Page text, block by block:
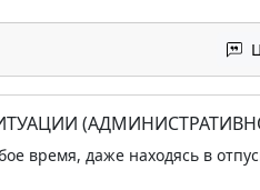
время, даже находясь в